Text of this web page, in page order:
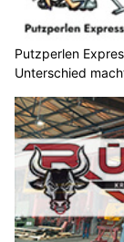
Putzperlen
Unterschied